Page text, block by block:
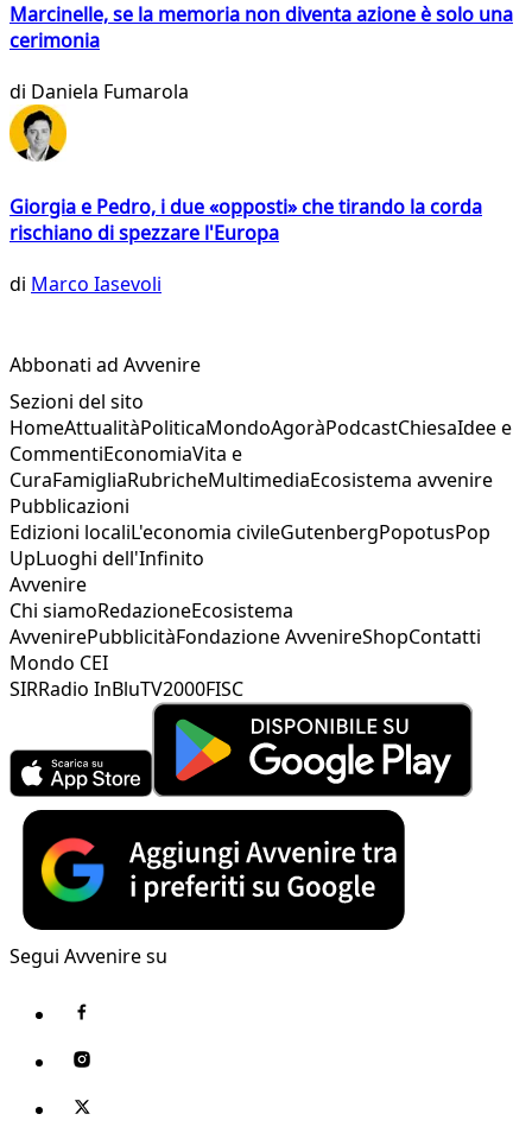
Marcinelle, se la memoria non diventa azione è solo una
cerimonia
di Daniela Fumarola
Giorgia e Pedro, i due «opposti» che tirando la corda
rischiano di spezzare l'Europa
di Marco Iasevoli
Abbonati ad Avvenire
Sezioni del sito
HomeAttualitàPoliticaMondoAgoràPodcastChiesaIdee e
CommentiEconomiaVita e
CuraFamigliaRubricheMultimediaEcosistema avvenire
Pubblicazioni
Edizioni localiL'economia civileGutenbergPopotusPop
UpLuoghi dell'Infinito
Avvenire
Chi siamoRedazioneEcosistema
AvvenirePubblicitàFondazione AvvenireShopContatti
Mondo CEI
SIRRadio InBluTV2000FISC
Segui Avvenire su